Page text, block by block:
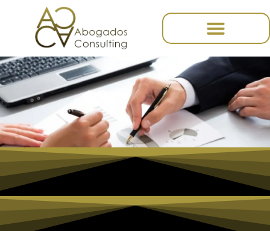
contenido